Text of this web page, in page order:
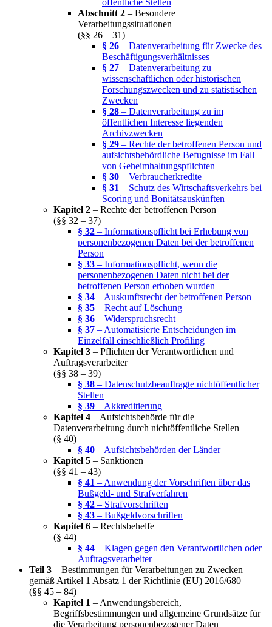
öffentliche Stellen
Abschnitt 2 – Besondere
Verarbeitungssituationen
(§§ 26 – 31)
§ 26 – Datenverarbeitung für Zwecke des
Beschäftigungsverhältnisses
§ 27 – Datenverarbeitung zu
wissenschaftlichen oder historischen
Forschungszwecken und zu statistischen
Zwecken
§ 28 – Datenverarbeitung zu im
öffentlichen Interesse liegenden
Archivzwecken
§ 29 – Rechte der betroffenen Person und
aufsichtsbehördliche Befugnisse im Fall
von Geheimhaltungspflichten
§ 30 – Verbraucherkredite
§ 31 – Schutz des Wirtschaftsverkehrs bei
Scoring und Bonitätsauskünften
Kapitel 2 – Rechte der betroffenen Person
(§§ 32 – 37)
§ 32 – Informationspflicht bei Erhebung von
personenbezogenen Daten bei der betroffenen
Person
§ 33 – Informationspflicht, wenn die
personenbezogenen Daten nicht bei der
betroffenen Person erhoben wurden
§ 34 – Auskunftsrecht der betroffenen Person
§ 35 – Recht auf Löschung
§ 36 – Widerspruchsrecht
§ 37 – Automatisierte Entscheidungen im
Einzelfall einschließlich Profiling
Kapitel 3 – Pflichten der Verantwortlichen und
Auftragsverarbeiter
(§§ 38 – 39)
§ 38 – Datenschutzbeauftragte nichtöffentlicher
Stellen
§ 39 – Akkreditierung
Kapitel 4 – Aufsichtsbehörde für die
Datenverarbeitung durch nichtöffentliche Stellen
(§ 40)
§ 40 – Aufsichtsbehörden der Länder
Kapitel 5 – Sanktionen
(§§ 41 – 43)
§ 41 – Anwendung der Vorschriften über das
Bußgeld- und Strafverfahren
§ 42 – Strafvorschriften
§ 43 – Bußgeldvorschriften
Kapitel 6 – Rechtsbehelfe
(§ 44)
§ 44 – Klagen gegen den Verantwortlichen oder
Auftragsverarbeiter
Teil 3 – Bestimmungen für Verarbeitungen zu Zwecken
gemäß Artikel 1 Absatz 1 der Richtlinie (EU) 2016/680
(§§ 45 – 84)
Kapitel 1 – Anwendungsbereich,
Begriffsbestimmungen und allgemeine Grundsätze für
die Verarbeitung personenbezogener Daten